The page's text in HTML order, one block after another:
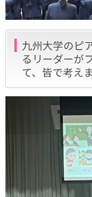
九州大学のピ
るリーダーが
て、皆で考え